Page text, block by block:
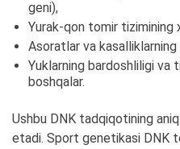
geni),
Yurak-qon tomir tizimining
Asoratlar va
Yuklarning bardoshliligi va
boshqalar.
Ushbu DNK tadqiqotining
etadi. Sport genetikasi DNK